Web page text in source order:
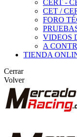
CERT -
CET /
FORO
VIDEOS
A
TIENDA
Cerrar
Volver